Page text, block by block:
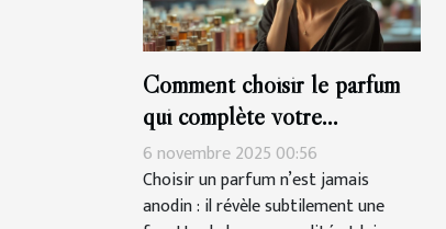
Comment choisir le parfum
qui complète votre
personnalité?
6 novembre 2025 00:56
Choisir un parfum n’est jamais
anodin : il révèle subtilement une